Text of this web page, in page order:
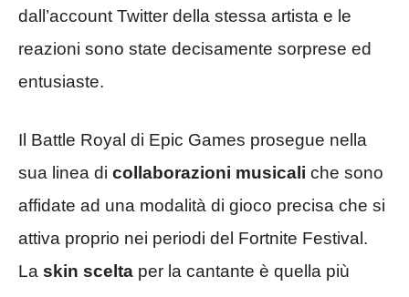
dall’account Twitter della stessa artista e le
reazioni sono state decisamente sorprese ed
entusiaste.
Il Battle Royal di Epic Games prosegue nella
sua linea di collaborazioni musicali che sono
affidate ad una modalità di gioco precisa che si
attiva proprio nei periodi del Fortnite Festival.
La skin scelta per la cantante è quella più